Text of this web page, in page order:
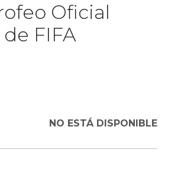
Oficial
FIFA
NO ESTÁ DISPONIBLE